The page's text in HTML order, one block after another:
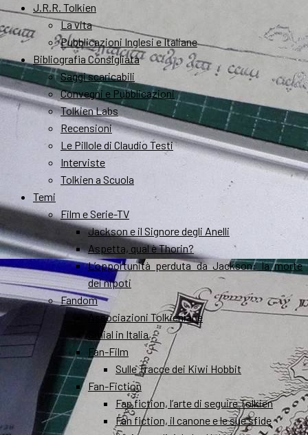
J.R.R. Tolkien
La vita
Pubblicazioni Inglesi e Italiane
Bibliografia Consigliata
Saggi scaricabili
Convegni e Pubblicazioni
Tolkien Labs
Recensioni
Le Pillole di Claudio Testi
Interviste
Tolkien a Scuola
Temi
Film e Serie-TV
Jackson e il Signore degli Anelli
Aspetta, qual è Thorin?
L’opportunità perduta da Jackson: la morte
dei nipoti
Fandom
Associazioni Tolkieniane
Smial in Italia
Fan-Film
Sulle Tracce dei Kiwi Hobbit
Fan-Fiction
Fan fiction, l’arte di seguire Tolkien
Fan fiction, il canone e le sue sfide